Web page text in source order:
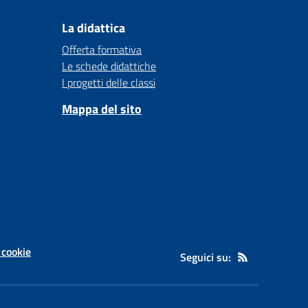
La didattica
Offerta formativa
Le schede didattiche
I progetti delle classi
Mappa del sito
Seguici su: